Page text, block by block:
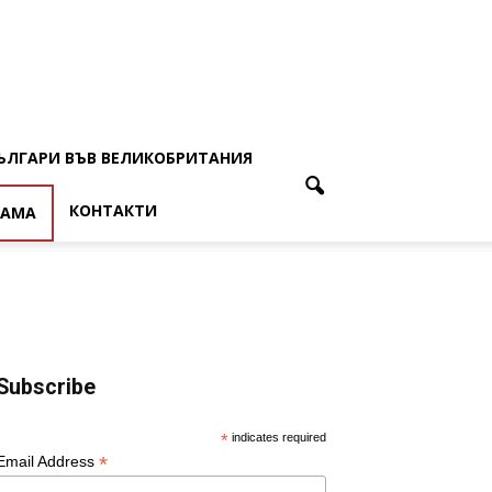
ВЪВ ВЕЛИКОБРИТАНИЯ
КОНТАКТИ
* indicates required
Address *